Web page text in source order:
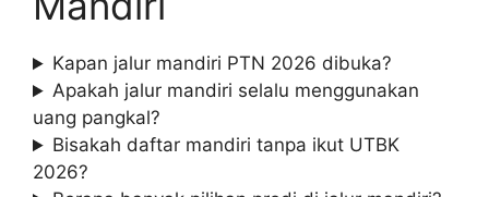
Kapan jalur mandiri PTN 2026 dibuka?
Apakah jalur mandiri selalu menggunakan
uang pangkal?
Bisakah daftar mandiri tanpa ikut UTBK
2026?